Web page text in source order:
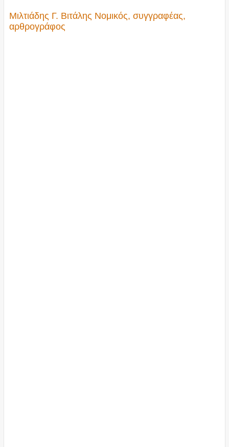
Μιλτιάδης Γ. Βιτάλης Νομικός, συγγραφέας,
αρθρογράφος